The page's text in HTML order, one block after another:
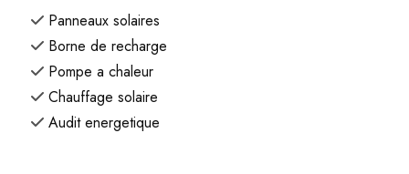
Panneaux solaires
Borne de recharge
Pompe a chaleur
Chauffage solaire
Audit energetique